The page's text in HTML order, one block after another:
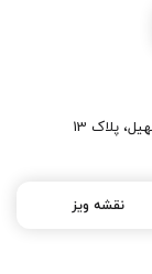
پلاک 13
نقشه ویز